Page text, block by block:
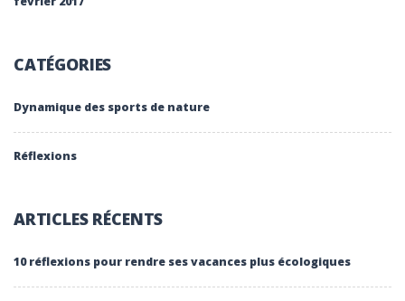
CATÉGORIES
Dynamique des sports de nature
Réflexions
ARTICLES RÉCENTS
10 réflexions pour rendre ses vacances plus écologiques